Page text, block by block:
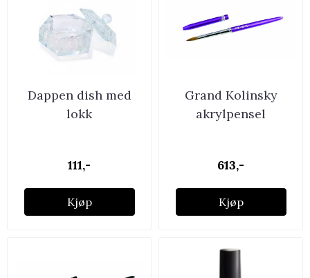
Dappen dish med
lokk
111,-
Kjøp
Grand Kolinsky
akrylpensel
613,-
Kjøp